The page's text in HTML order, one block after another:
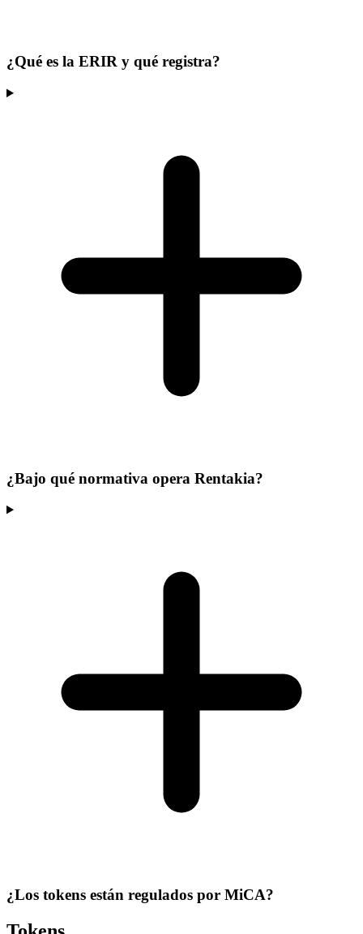
¿Qué es la ERIR y qué registra?
¿Bajo qué normativa opera Rentakia?
¿Los tokens están regulados por MiCA?